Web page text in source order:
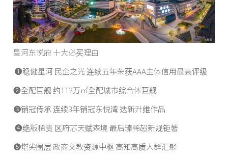
星河东悦府 十大必买理由
❶稳健星河 民企之光 连续五年荣获AAA主体信用最高评级
❷全配巨舰 约112万㎡全配城市综合体巨舰
❸销冠传承 连续3年销冠东悦湾 迭新升维作品
❹绝版稀贵 区府芯天赋森境 最后瑧稀超新规钜著
❺塔尖圈层 政商文教资源中枢 高知高质人群汇聚